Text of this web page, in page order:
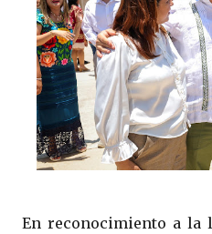
En reconocimiento a la